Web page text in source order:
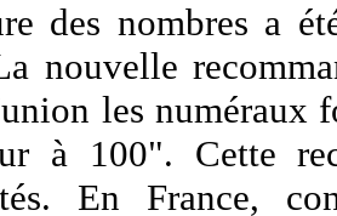
des nombres a
nouvelle
les numéraux
à 100". Cette
En France,